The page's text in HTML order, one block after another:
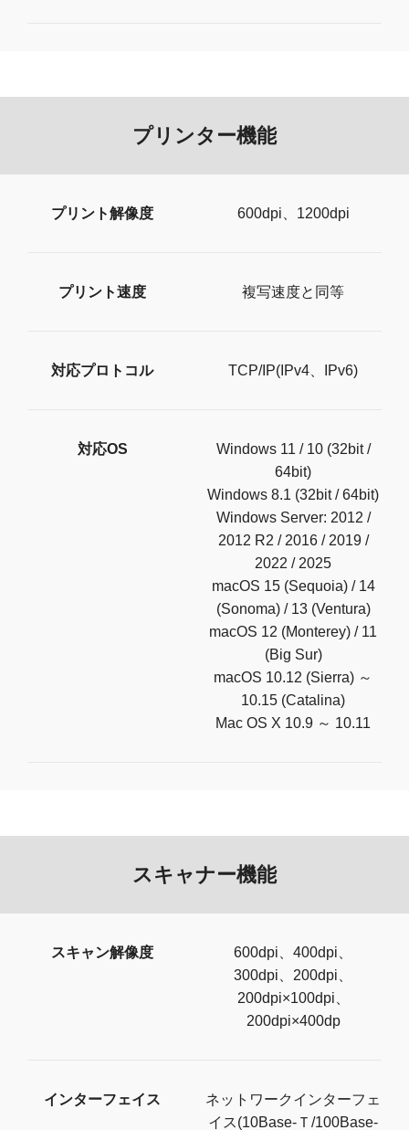
プリンター機能
プリント解像度 600dpi、1200dpi
プリント速度 複写速度と同等
対応プロトコル TCP/IP(IPv4、IPv6)
対応OS
Windows 11 / 10 (32bit /
64bit)
Windows 8.1 (32bit / 64bit)
Windows Server: 2012 /
2012 R2 / 2016 / 2019 /
2022 / 2025
macOS 15 (Sequoia) / 14
(Sonoma) / 13 (Ventura)
macOS 12 (Monterey) / 11
(Big Sur)
macOS 10.12 (Sierra) ～
10.15 (Catalina)
Mac OS X 10.9 ～ 10.11
スキャナー機能
スキャン解像度
600dpi、400dpi、
300dpi、200dpi、
200dpi×100dpi、
200dpi×400dp
インターフェイス
ネットワークインターフェ
イス(10Base-Ｔ/100Base-